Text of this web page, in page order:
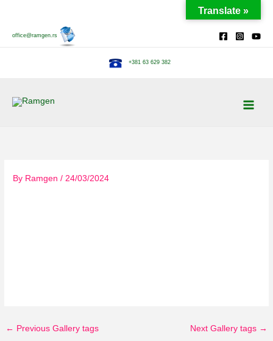
content
office@ramgen.rs
+381 63 629 382
By Ramgen/ 24/03/2024
← Previous Gallery tags Next Gallery tags →
Translate »